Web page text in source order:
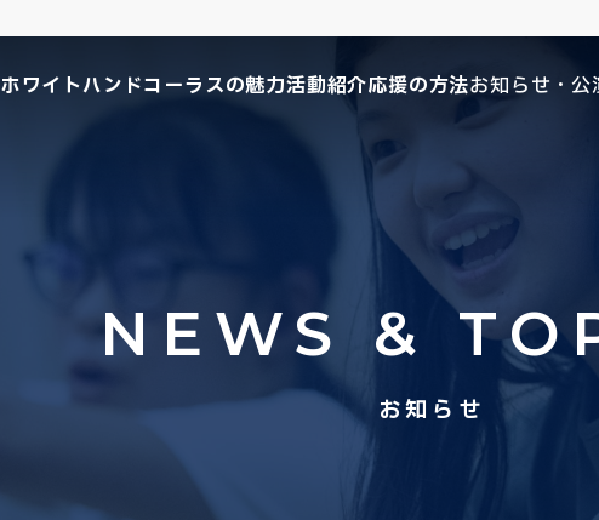
ホワイトハンドコーラスの魅力活動紹介応援の方法お知らせ・公
NEWS &
お知らせ